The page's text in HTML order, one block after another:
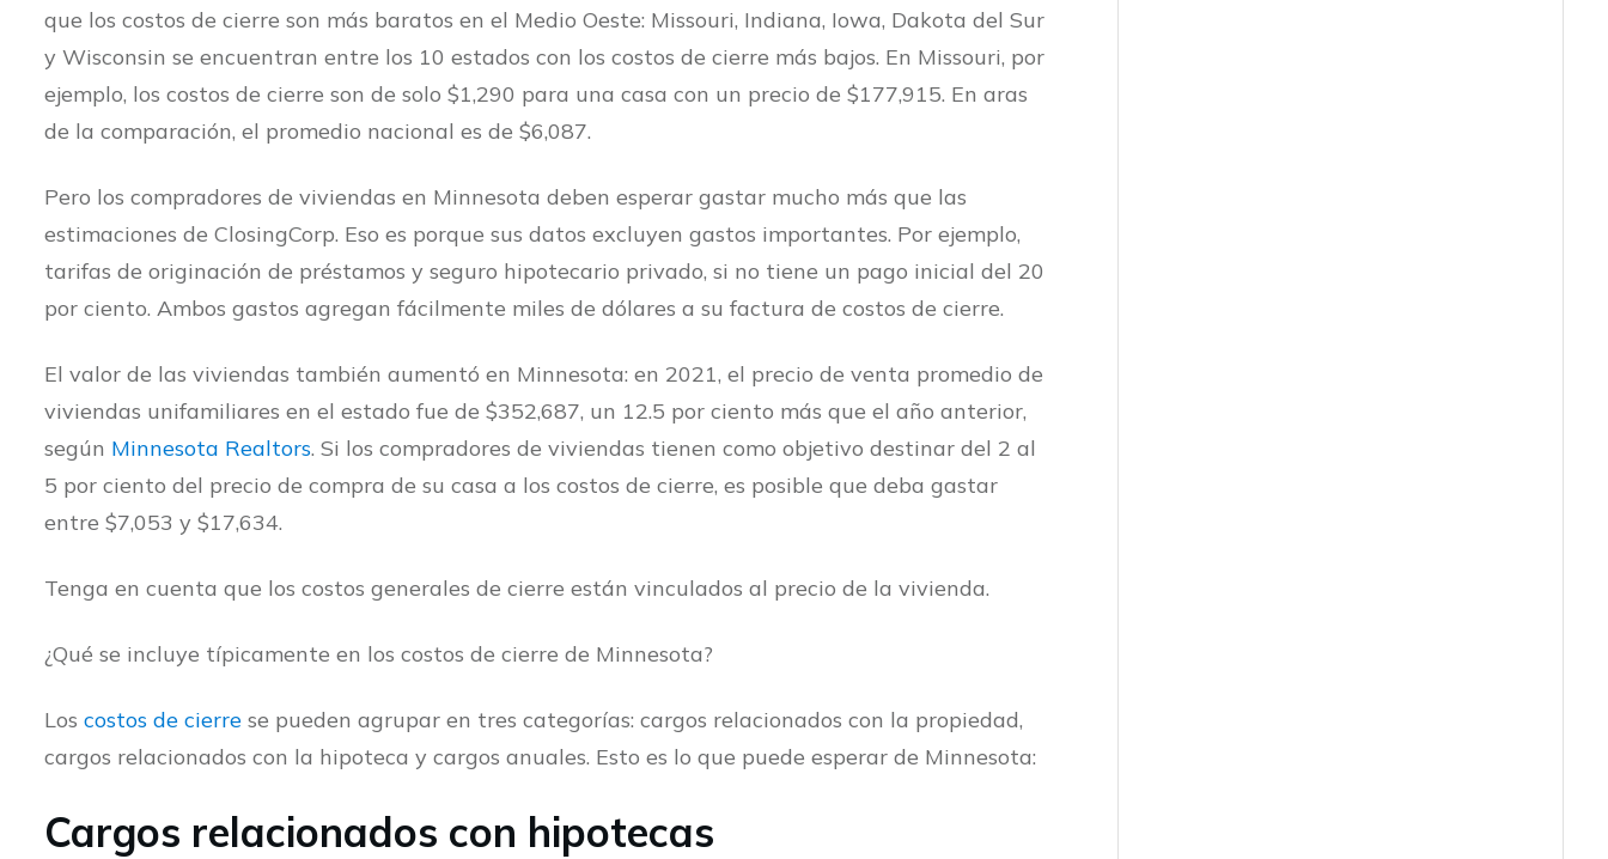
que los costos de cierre son más baratos en el Medio Oeste: Missouri, Indiana, Iowa, Dakota del Sur
y Wisconsin se encuentran entre los 10 estados con los costos de cierre más bajos. En Missouri, por
ejemplo, los costos de cierre son de solo $1,290 para una casa con un precio de $177,915. En aras
de la comparación, el promedio nacional es de $6,087.
Pero los compradores de viviendas en Minnesota deben esperar gastar mucho más que las
estimaciones de ClosingCorp. Eso es porque sus datos excluyen gastos importantes. Por ejemplo,
tarifas de originación de préstamos y seguro hipotecario privado, si no tiene un pago inicial del 20
por ciento. Ambos gastos agregan fácilmente miles de dólares a su factura de costos de cierre.
El valor de las viviendas también aumentó en Minnesota: en 2021, el precio de venta promedio de
viviendas unifamiliares en el estado fue de $352,687, un 12.5 por ciento más que el año anterior,
según Minnesota Realtors. Si los compradores de viviendas tienen como objetivo destinar del 2 al
5 por ciento del precio de compra de su casa a los costos de cierre, es posible que deba gastar
entre $7,053 y $17,634.
Tenga en cuenta que los costos generales de cierre están vinculados al precio de la vivienda.
¿Qué se incluye típicamente en los costos de cierre de Minnesota?
Los costos de cierre se pueden agrupar en tres categorías: cargos relacionados con la propiedad,
cargos relacionados con la hipoteca y cargos anuales. Esto es lo que puede esperar de Minnesota:
Cargos relacionados con hipotecas